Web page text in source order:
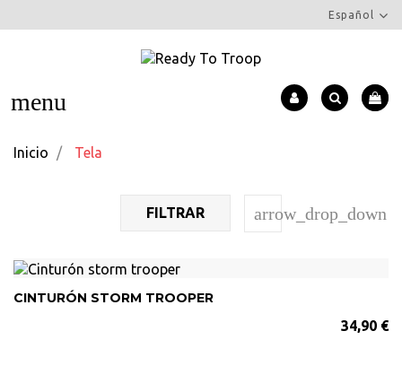
Español
menu
Inicio Tela
FILTRAR arrow_drop_down
CINTURÓN STORM TROOPER
34,90 €